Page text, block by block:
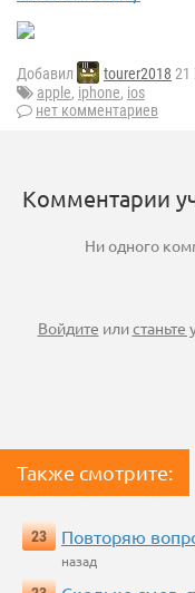
Добавил tourer2018 21
apple, iphone, ios
нет комментариев
Комментарии
Ни одного
Войдите илистаньте
Также смотрите:
23 Повторяю
назад